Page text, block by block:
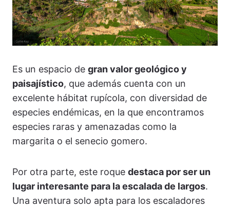
Es un espacio de gran valor geológico y
paisajístico, que además cuenta con un
excelente hábitat rupícola, con diversidad de
especies endémicas, en la que encontramos
especies raras y amenazadas como la
margarita o el senecio gomero.
Por otra parte, este roque destaca por ser un
lugar interesante para la escalada de largos.
Una aventura solo apta para los escaladores